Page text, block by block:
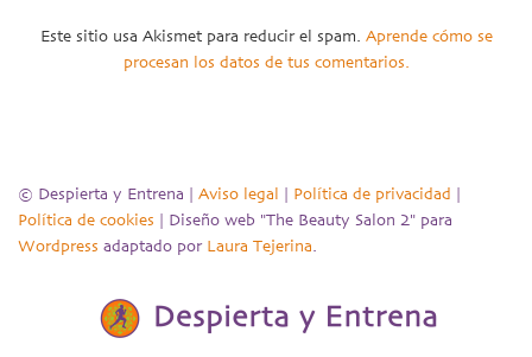
Este sitio usa Akismet para reducir el spam. Aprende cómo se
procesan los datos de tus comentarios.
© Despierta y Entrena | Aviso legal Política de privacidad
Política de cookies | Diseño web "The Beauty Salon 2" para
Wordpress adaptado por Laura Tejerina.